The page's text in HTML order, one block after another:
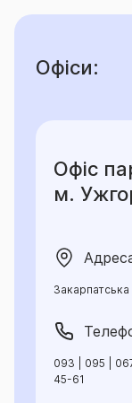
Офіси:
Офіс
м.
093 | 095 |
45-61